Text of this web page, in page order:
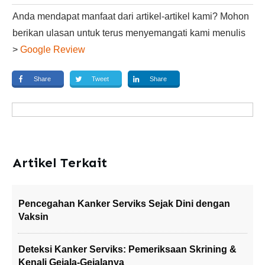
Anda mendapat manfaat dari artikel-artikel kami? Mohon
berikan ulasan untuk terus menyemangati kami menulis
> Google Review
Share Tweet Share
Artikel Terkait
Pencegahan Kanker Serviks Sejak Dini dengan
Vaksin
Deteksi Kanker Serviks: Pemeriksaan Skrining &
Kenali Gejala-Gejalanya